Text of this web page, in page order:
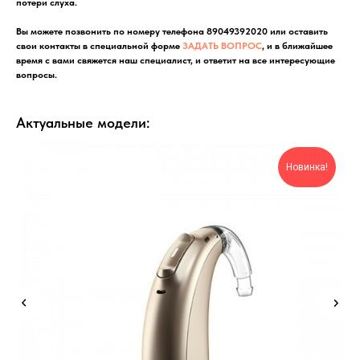
потери слуха.
Вы можете позвонить по номеру телефона 89049392020 или оставить
свои контакты в специальной форме ЗАДАТЬ ВОПРОС, и в ближайшее
время с вами свяжется наш специалист, и ответит на все интересующие
вопросы.
Актуальные модели:
Новинка!